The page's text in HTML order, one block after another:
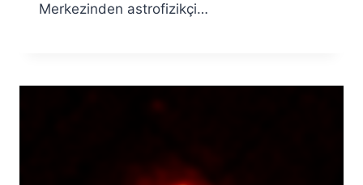
Merkezinden astrofizikçi…